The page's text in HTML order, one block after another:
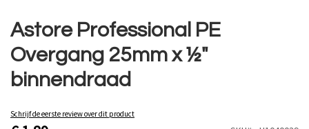
Astore Professional PE
Overgang 25mm x ½"
binnendraad
Schrijf de eerste review over dit product
naar
het
begin
van
de